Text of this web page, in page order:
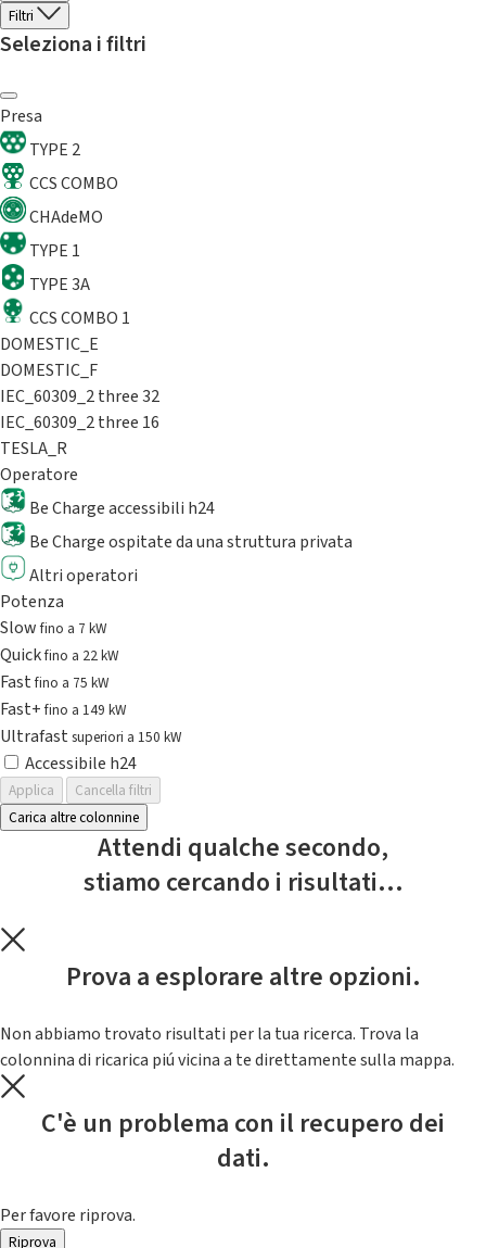
Filtri
Seleziona i filtri
Presa
TYPE 2
CCS COMBO
CHAdeMO
TYPE 1
TYPE 3A
CCS COMBO 1
DOMESTIC_E
DOMESTIC_F
IEC_60309_2 three 32
IEC_60309_2 three 16
TESLA_R
Operatore
Be Charge accessibili h24
Be Charge ospitate da una struttura privata
Altri operatori
Potenza
Slowfino a 7 kW
Quickfino a 22 kW
Fastfino a 75 kW
Fast+fino a 149 kW
Ultrafast superiori a 150 kW
Accessibile h24
Applica
Cancella filtri
Carica altre colonnine
Attendi qualche secondo,
stiamo cercando i risultati...
Prova a esplorare altre opzioni.
Non abbiamo trovato risultati per la tua ricerca. Trova la
colonnina di ricarica piú vicina a te direttamente sulla mappa.
C'è un problema con il recupero dei
dati.
Per favore riprova.
Riprova